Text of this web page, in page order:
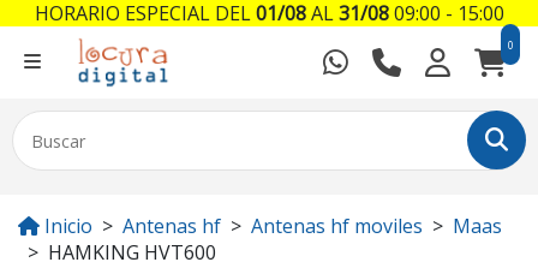
0
Inicio Antenas hf Antenas hf moviles
Maas
HAMKING HVT600
HORARIO ESPECIAL DEL01/08AL31/0809:00 - 15:00